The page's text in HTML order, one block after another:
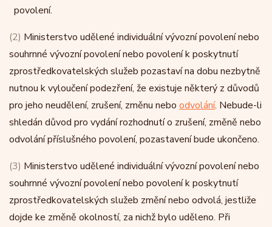
povolení.
(2) Ministerstvo udělené individuální vývozní povolení nebo
souhrnné vývozní povolení nebo povolení k poskytnutí
zprostředkovatelských služeb pozastaví na dobu nezbytně
nutnou k vyloučení podezření, že existuje některý z důvodů
pro jeho neudělení, zrušení, změnu nebo odvolání. Nebude-li
shledán důvod pro vydání rozhodnutí o zrušení, změně nebo
odvolání příslušného povolení, pozastavení bude ukončeno.
(3) Ministerstvo udělené individuální vývozní povolení nebo
souhrnné vývozní povolení nebo povolení k poskytnutí
zprostředkovatelských služeb změní nebo odvolá, jestliže
dojde ke změně okolností, za nichž bylo uděleno. Při